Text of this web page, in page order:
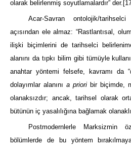
olarak belirlenmiş soyutlamalardır” der.
Acar-Savran ontolojik/
açısından ele almaz: “Rastlantısal,
ilişki biçimlerini de tarihselci
alanını da tıpkı bilim gibi tümüyle
anahtar yöntemi felsefe, kavramı da
dolayımlar alanını a priori bir biçimde,
olanaksızdır; ancak, tarihsel olarak
bütünün iç yasalılığına bağlamak
Postmodernlerle Marksizmin
bölümlerde de bu yöntem